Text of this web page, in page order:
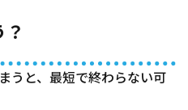
うと、最短で終わらない可